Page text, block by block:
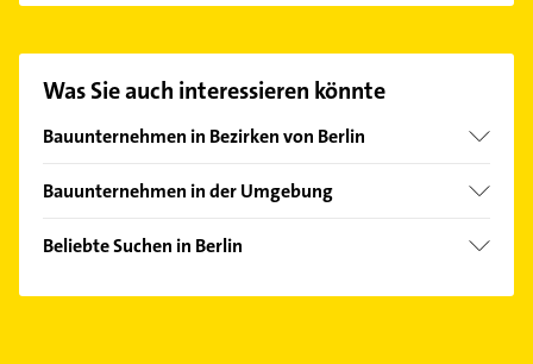
finden Sie alleKontaktdaten.
Was Sie auch interessieren könnte
Bauunternehmen in Bezirken von Berlin
Bezirk Charlottenburg-Wilmersdorf
Bezirk Lichtenberg
Bauunternehmen in der Umgebung
Glienicke /Nordbahn
Hennigsdorf
Beliebte Suchen in Berlin